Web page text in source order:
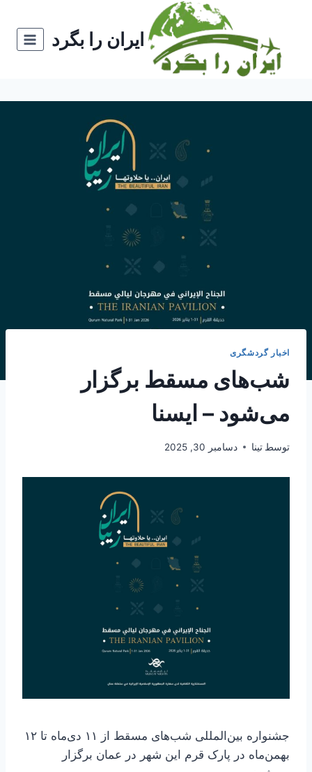
ایران را بگرد
اخبار گردشگری
شب‌های مسقط برگزار
می‌شود – ایسنا
توسط تینا دسامبر 30, 2025
جشنواره بین‌المللی شب‌های مسقط از ۱۱ دی‌ماه تا ۱۲
بهمن‌ماه در پارک قرم این شهر در عمان برگزار